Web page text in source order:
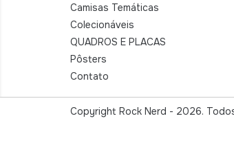
Camisas Temáticas
Colecionáveis
QUADROS E PLACAS
Pôsters
Contato
Copyright Rock Nerd - 2026.